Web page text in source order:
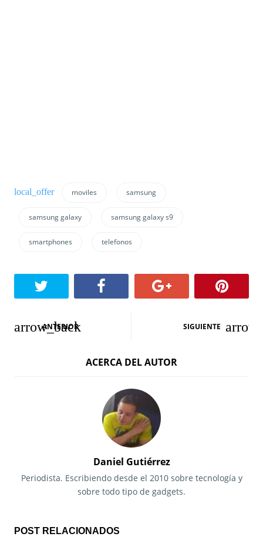
moviles samsung
samsung galaxy samsung galaxy s9
smartphones telefonos
N
n
ANTERIOR SIGUIENTE
ACERCA DEL AUTOR
Daniel Gutiérrez
Periodista. Escribiendo desde el 2010 sobre tecnología y
sobre todo tipo de gadgets.
POST RELACIONADOS